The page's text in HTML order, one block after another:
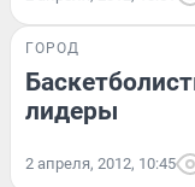
ГОРОД
лидеры
2 апреля, 2012, 10:45